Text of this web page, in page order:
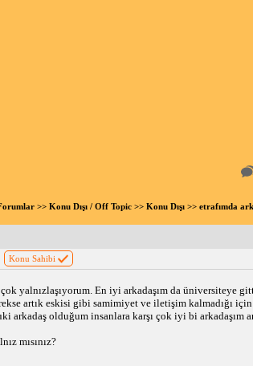
>> Konu Dışı / Off Topic>> Konu Dışı>> etrafımda
Konu Sahibi
yalnızlaşıyorum. En iyi arkadaşım da üniversiteye
artık eskisi gibi samimiyet ve iletişim kalmadığı
arkadaş olduğum insanlara karşı çok iyi bi arkadaşım
mısınız?